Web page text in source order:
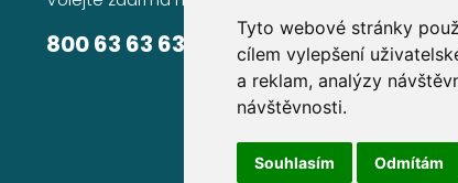
Tyto webové stránky
cílem vylepšení
a reklam, analýzy
návštěvnosti.
Souhlasím Odmítám
800 63 63 63
Partners Financial
Prague Gate, 4. patro,
Türkova 2319/5b, 149 00
Praha 4 – Chodov
IČ: 276 99 781